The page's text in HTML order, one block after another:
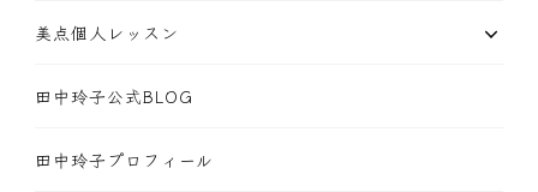
美点個人レッスン
田中玲子公式BLOG
田中玲子プロフィール